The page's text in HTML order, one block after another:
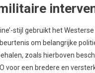
stijl gebruikt het
om belangrijke
zoals hierboven
voor een bredere en